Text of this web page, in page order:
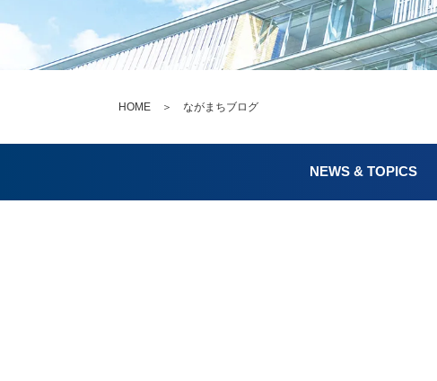
HOME ＞ ながまちブログ
NEWS & TOPICS